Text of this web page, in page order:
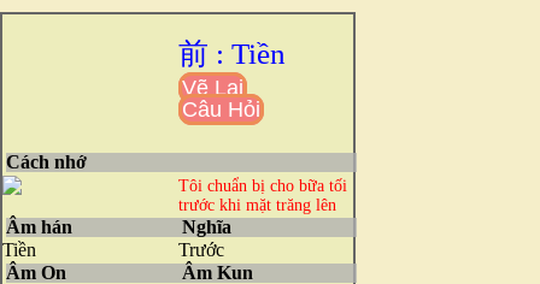
前 : Tiền
Vẽ Lại
Câu Hỏi
Cách nhớ
Tôi chuẩn bị cho bữa tối
trước khi mặt trăng lên
Âm hán
Tiền
Nghĩa
Trước
Âm On
Âm Kun